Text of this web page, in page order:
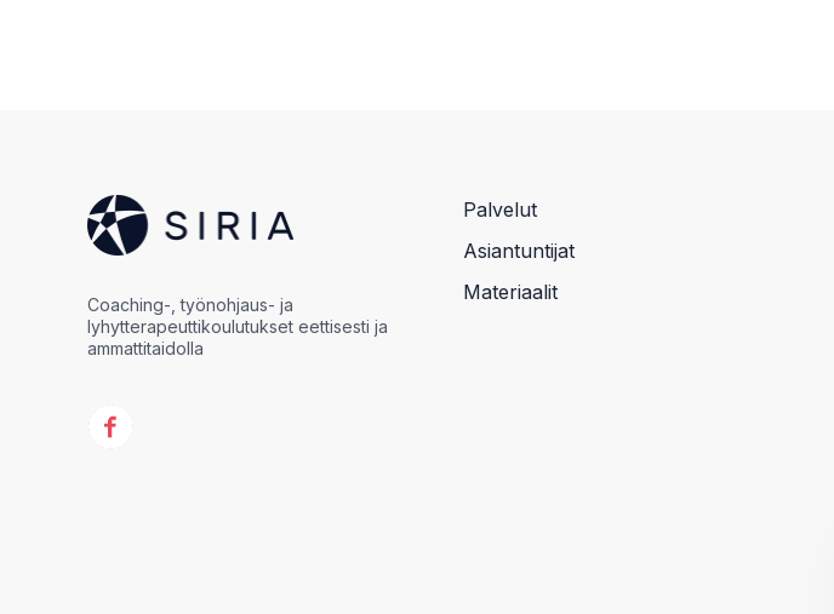
Coaching-, työnohjaus- ja
lyhytterapeuttikoulutukset eettisesti ja
ammattitaidolla
Palvelut
Asiantuntijat
Materiaalit